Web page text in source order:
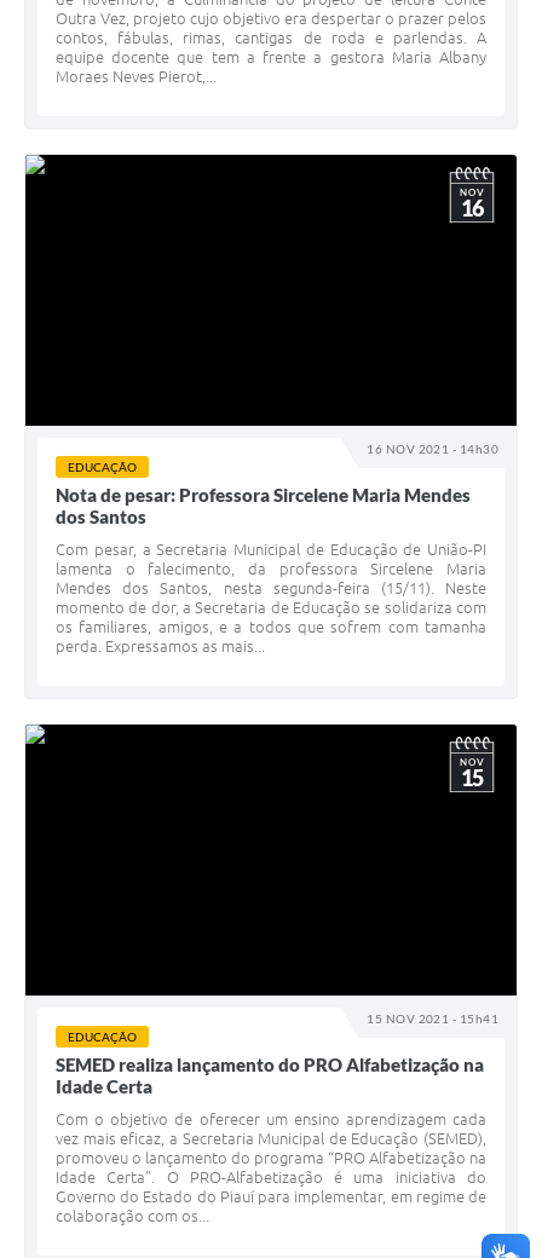
Outra Vez, projeto cujo objetivo era despertar o prazer pelos
contos, fábulas, rimas, cantigas de roda e parlendas. A
equipe docente que tem a frente a gestora Maria Albany
Moraes Neves Pierot,...
16 NOV 2021 - 14h30
NOV
16
EDUCAÇÃO
Nota de pesar: Professora Sircelene Maria Mendes
dos Santos
Com pesar, a Secretaria Municipal de Educação de União-PI
lamenta o falecimento, da professora Sircelene Maria
Mendes dos Santos, nesta segunda-feira (15/11). Neste
momento de dor, a Secretaria de Educação se solidariza com
os familiares, amigos, e a todos que sofrem com tamanha
perda. Expressamos as mais...
15 NOV 2021 - 15h41
NOV
15
EDUCAÇÃO
SEMED realiza lançamento do PRO Alfabetização na
Idade Certa
Com o objetivo de oferecer um ensino aprendizagem cada
vez mais eficaz, a Secretaria Municipal de Educação (SEMED),
promoveu o lançamento do programa “PRO Alfabetização na
Idade Certa”. O PRO-Alfabetização é uma iniciativa do
Governo do Estado do Piauí para implementar, em regime de
colaboração com os...